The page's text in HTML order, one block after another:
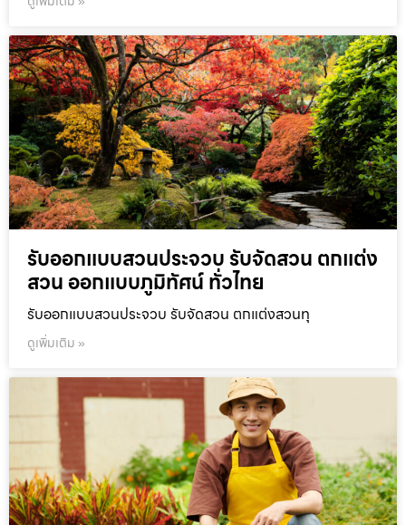
รับออกแบบสวนประจวบ รับจัดสวน ตกแต่ง
สวน ออกแบบภูมิทัศน์ ทั่วไทย
รับออกแบบสวนประจวบ รับจัดสวน ตกแต่งสวนทุ
ดูเพิ่มเติม »